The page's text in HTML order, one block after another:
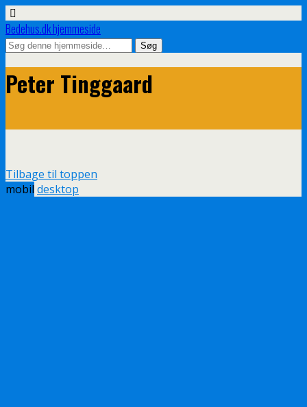
Bedehus.dk hjemmeside
Peter Tinggaard
Tilbage til toppen
mobil desktop